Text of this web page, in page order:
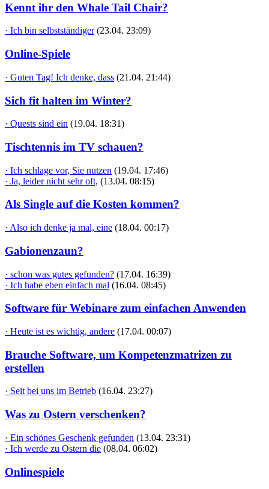
Kennt ihr den Whale Tail Chair?
· Ich bin selbstständiger (23.04. 23:09)
Online-Spiele
· Guten Tag! Ich denke, dass (21.04. 21:44)
Sich fit halten im Winter?
· Quests sind ein (19.04. 18:31)
Tischtennis im TV schauen?
· Ich schlage vor, Sie nutzen (19.04. 17:46)
· Ja, leider nicht sehr oft, (13.04. 08:15)
Als Single auf die Kosten kommen?
· Also ich denke ja mal, eine (18.04. 00:17)
Gabionenzaun?
· schon was gutes gefunden? (17.04. 16:39)
· Ich habe eben einfach mal (16.04. 08:45)
Software für Webinare zum einfachen Anwenden
· Heute ist es wichtig, andere (17.04. 00:07)
Brauche Software, um Kompetenzmatrizen zu
erstellen
· Seit bei uns im Betrieb (16.04. 23:27)
Was zu Ostern verschenken?
· Ein schönes Geschenk gefunden (13.04. 23:31)
· Ich werde zu Ostern die (08.04. 06:02)
Onlinespiele